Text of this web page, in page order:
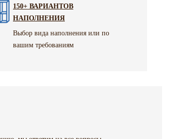
150+ ВАРИАНТОВ
НАПОЛНЕНИЯ
Выбор вида наполнения или по
вашим требованиям